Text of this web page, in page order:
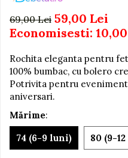
Ateliere si unelte
Blocuri de constructie
Creative
De plus
Electrocasnice si bucatarii
Fotolii gonflabile
Jocuri de indemanare
69,00 Lei 59,00 Lei
Economisesti: 10,00
Rochita eleganta pentru
100% bumbac, cu bolero
Potrivita pentru
aniversari.
Mărime:
74 (6-9 luni)
80 (9-